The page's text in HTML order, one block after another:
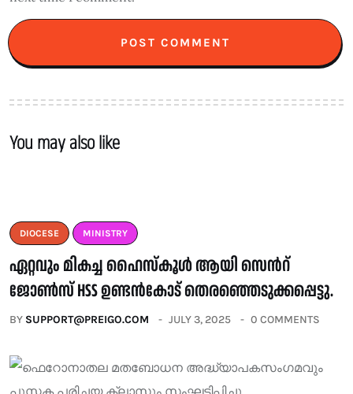
You may also like
DIOCESE MINISTRY
ഏറ്റവും മികച്ച ഹൈസ്കൂൾ ആയി സെൻറ്
ജോൺസ് HSS ഉണ്ടൻകോട് തെരഞ്ഞെടുക്കപ്പെട്ടു.
BY SUPPORT@PREIGO.COM JULY 3, 2025 0 COMMENTS